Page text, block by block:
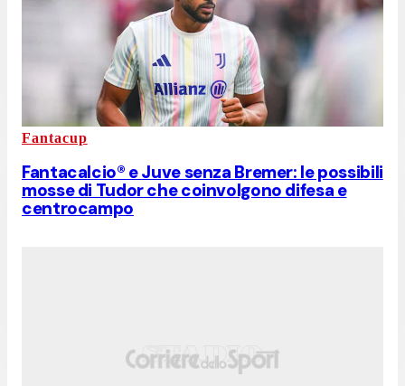
Fantacup
Fantacalcio® e Juve senza Bremer: le possibili
mosse di Tudor che coinvolgono difesa e
centrocampo